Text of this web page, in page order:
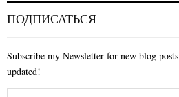
ПОДПИСАТЬСЯ
Subscribe my Newsletter for new blog
updated!